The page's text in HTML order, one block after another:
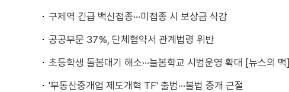
구제역 긴급 백신접종···미접종 시 보상금 삭감
공공부문 37%, 단체협약서 관계법령 위반
초등학생 돌봄대기 해소···늘봄학교 시범운영 확대 [뉴스의 맥]
'부동산중개업 제도개혁 TF' 출범···불법 중개 근절